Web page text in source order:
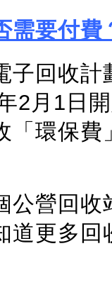
需要付費
子回收
2月1日
「環保
公營回
道更多